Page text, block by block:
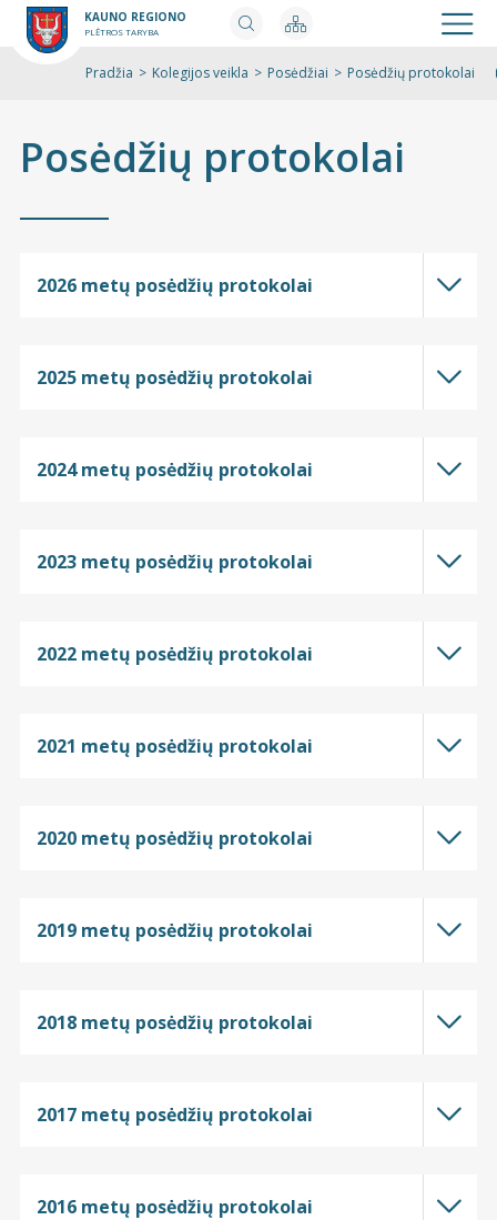
KAUNO REGIONO
PLĖTROS TARYBA
Pradžia > Kolegijos veikla > Posėdžiai > Posėdžių protokolai
Posėdžių protokolai
2026 metų posėdžių protokolai
2025 metų posėdžių protokolai
2024 metų posėdžių protokolai
2023 metų posėdžių protokolai
2022 metų posėdžių protokolai
2021 metų posėdžių protokolai
2020 metų posėdžių protokolai
2019 metų posėdžių protokolai
2018 metų posėdžių protokolai
2017 metų posėdžių protokolai
2016 metų posėdžių protokolai